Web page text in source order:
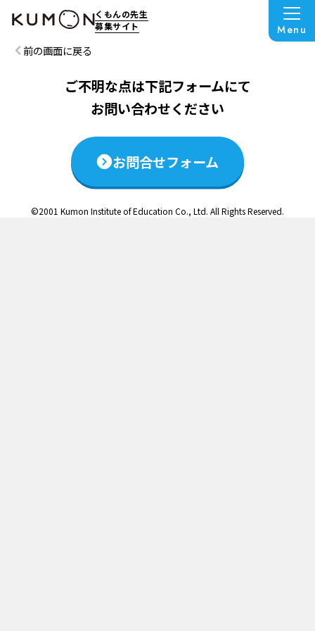
くもんの先生
募集サイト
Menu
この説明会は終了いたしました
前の画面に戻る
ご不明な点は下記フォームにて
お問い合わせください
お問合せフォーム
©2001 Kumon Institute of Education Co., Ltd. All Rights Reserved.